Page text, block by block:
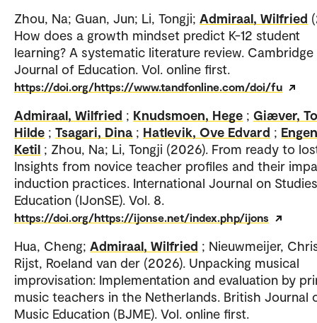
Zhou, Na; Guan, Jun; Li, Tongji; Admiraal, Wilfried
How does a growth mindset predict K-12 student
learning? A systematic literature review. Cambridge
Journal of Education. Vol. online first.
https://doi.org/https://www.tandfonline.com/doi/fu
Admiraal, Wilfried ; Knudsmoen, Hege ; Giæver,
Hilde ; Tsagari, Dina ; Hatlevik, Ove Edvard ;
Ketil ; Zhou, Na; Li, Tongji (2026). From ready to
Insights from novice teacher profiles and their
induction practices. International Journal on
Education (IJonSE). Vol. 8.
https://doi.org/https://ijonse.net/index.php/ijons
Hua, Cheng; Admiraal, Wilfried ; Nieuwmeijer,
Rijst, Roeland van der (2026). Unpacking musical
improvisation: Implementation and evaluation by
music teachers in the Netherlands. British Journal
Music Education (BJME). Vol. online first.